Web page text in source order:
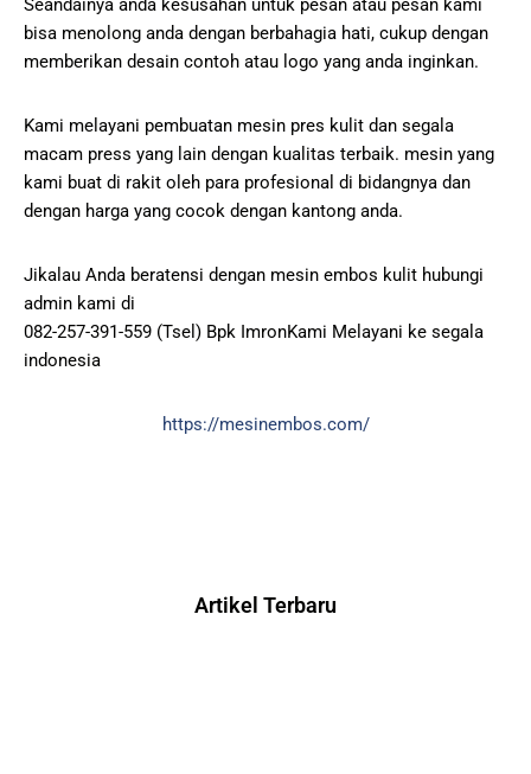
Seandainya anda kesusahan untuk pesan atau pesan kami
bisa menolong anda dengan berbahagia hati, cukup dengan
memberikan desain contoh atau logo yang anda inginkan.
Kami melayani pembuatan mesin pres kulit dan segala
macam press yang lain dengan kualitas terbaik. mesin yang
kami buat di rakit oleh para profesional di bidangnya dan
dengan harga yang cocok dengan kantong anda.
Jikalau Anda beratensi dengan mesin embos kulit hubungi
admin kami di
082-257-391-559 (Tsel) Bpk ImronKami Melayani ke segala
indonesia
https://mesinembos.com/
Artikel Terbaru